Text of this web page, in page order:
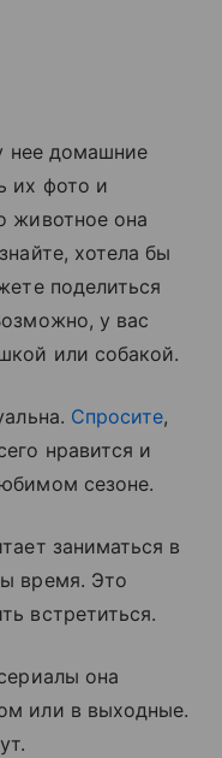
нее домашние
их фото и
животное она
хотела бы
поделиться
у вас
или собакой.
Спросите,
нравится и
сезоне.
заниматься в
время. Это
встретиться.
она
или в выходные.